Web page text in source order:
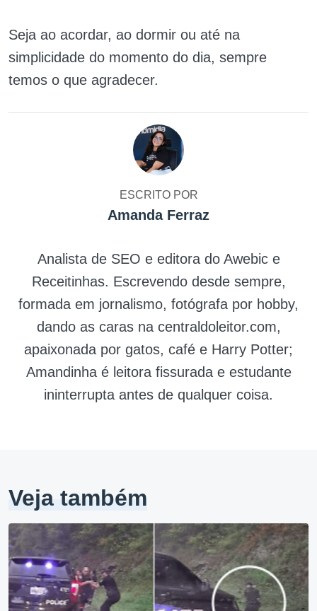
Seja ao acordar, ao dormir ou até na
simplicidade do momento do dia, sempre
temos o que agradecer.
ESCRITO POR
Amanda Ferraz
Analista de SEO e editora do Awebic e
Receitinhas. Escrevendo desde sempre,
formada em jornalismo, fotógrafa por hobby,
dando as caras na centraldoleitor.com,
apaixonada por gatos, café e Harry Potter;
Amandinha é leitora fissurada e estudante
ininterrupta antes de qualquer coisa.
Veja também